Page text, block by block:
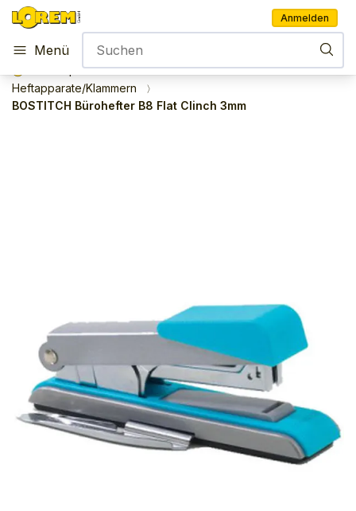
Anmelden
Menü
Zubehör
Bürobedarf
Heftapparate/Klammern
BOSTITCH Bürohefter B8 Flat Clinch 3mm